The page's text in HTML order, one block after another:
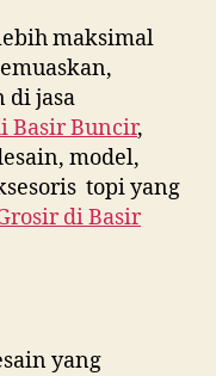
maksimal
di jasa
Basir Buncir,
model,
topi yang
diBasir
yang